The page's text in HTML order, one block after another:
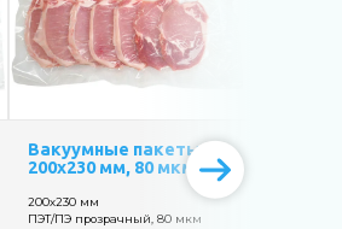
Вакуумные пакеты
200х230 мм, 80 мкм
200х230 мм
ПЭТ/ПЭ прозрачный, 80 мкм